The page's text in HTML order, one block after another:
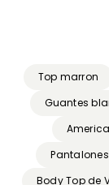
Top marron
Guantes
Body Top de